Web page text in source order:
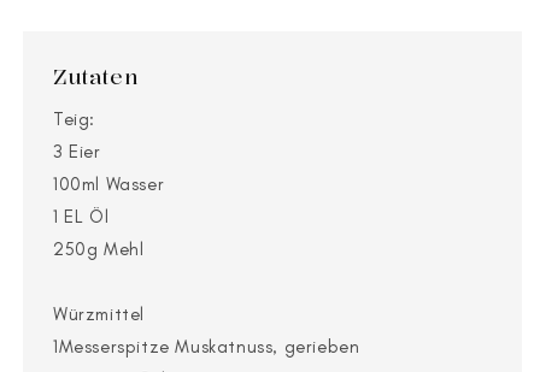
Zutaten
Teig:
3 Eier
100ml Wasser
1 EL Öl
250g Mehl
Würzmittel
1Messerspitze Muskatnuss, gerieben